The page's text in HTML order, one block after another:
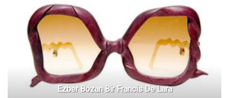
Ezber Bozan Bir Francis De Lara